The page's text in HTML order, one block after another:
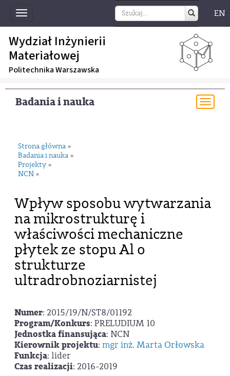
Toggle
navigation
EN
Wydział Inżynierii
Materiałowej
Politechnika Warszawska
Badania i nauka
Strona główna »
Badania i nauka »
Projekty »
NCN »
Wpływ sposobu wytwarzania
na mikrostrukturę i
właściwości mechaniczne
płytek ze stopu Al o
strukturze
ultradrobnoziarnistej
Numer: 2015/19/N/ST8/01192
Program/Konkurs: PRELUDIUM 10
Jednostka finansująca: NCN
Kierownik projektu: mgr inż. Marta Orłowska
Funkcja: lider
Czas realizacji: 2016-2019